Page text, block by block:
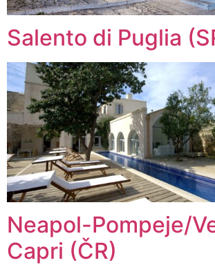
Salento di Puglia
Neapol-Pompeje/
Capri (ČR)